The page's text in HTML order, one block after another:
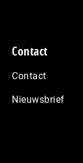
Contact
Contact
Nieuwsbrief